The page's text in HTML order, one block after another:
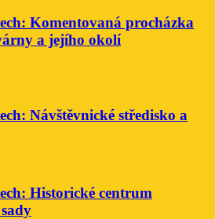
Komentovaná procházka
a jejího okolí
Návštěvnické středisko a
Historické centrum